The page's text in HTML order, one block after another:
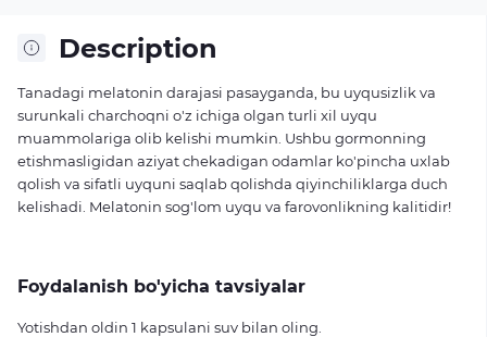
Description
Tanadagi melatonin darajasi pasayganda, bu uyqusizlik va
surunkali charchoqni o'z ichiga olgan turli xil uyqu
muammolariga olib kelishi mumkin. Ushbu gormonning
etishmasligidan aziyat chekadigan odamlar ko'pincha uxlab
qolish va sifatli uyquni saqlab qolishda qiyinchiliklarga duch
kelishadi. Melatonin sog'lom uyqu va farovonlikning kalitidir!
Foydalanish bo'yicha tavsiyalar
Yotishdan oldin 1 kapsulani suv bilan oling.